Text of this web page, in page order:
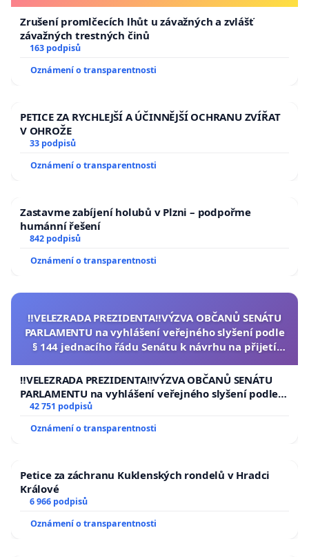
Zrušení promlčecích lhůt u závažných a zvlášť
závažných trestných činů
163 podpisů
Oznámení o transparentnosti
PETICE ZA RYCHLEJŠÍ A ÚČINNĚJŠÍ OCHRANU ZVÍŘAT
V OHROŽE
33 podpisů
Oznámení o transparentnosti
Zastavme zabíjení holubů v Plzni – podpořme
humánní řešení
842 podpisů
Oznámení o transparentnosti
‼️VELEZRADA PREZIDENTA‼️VÝZVA OBČANŮ SENÁTU
PARLAMENTU na vyhlášení veřejného slyšení podle
§ 144 jednacího řádu Senátu k návrhu na přijetí
republiky
‼️VELEZRADA PREZIDENTA‼️VÝZVA OBČANŮ SENÁTU
PARLAMENTU na vyhlášení veřejného slyšení podle §
144 jednacího řádu Senátu k návrhu na přijetí
usnesení k podání ústavní žaloby na prezidenta
republiky
42 751 podpisů
Oznámení o transparentnosti
Petice za záchranu Kuklenských rondelů v Hradci
Králové
6 966 podpisů
Oznámení o transparentnosti